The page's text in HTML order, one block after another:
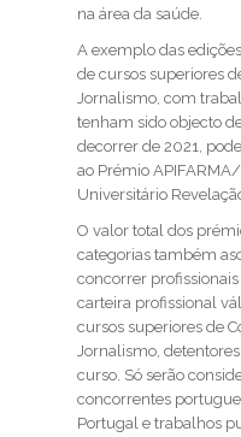
na área da saúde.
A exemplo das
de cursos superiores
Jornalismo, com
tenham sido objecto
decorrer de 2021,
ao Prémio
Universitário
O valor total dos
categorias também
concorrer
carteira profissional
cursos superiores de
Jornalismo,
curso. Só serão
concorrentes
Portugal e trabalhos